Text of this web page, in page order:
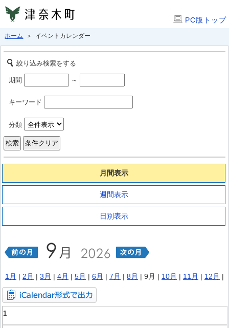
PC版トップ
ホーム ＞ イベントカレンダー
絞り込み検索をする
期間 ～
キーワード
分類
月間表示
週間表示
日別表示
1月 | 2月 | 3月 | 4月 | 5月 | 6月 | 7月 | 8月 | 9月 | 10月 | 11月 | 12月 |
1